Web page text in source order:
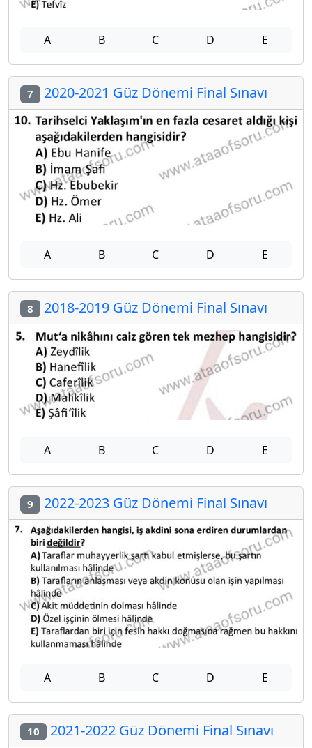
A B C D E
7 2020-2021 Güz Dönemi Final Sınavı
A B C D E
8 2018-2019 Güz Dönemi Final Sınavı
A B C D E
9 2022-2023 Güz Dönemi Final Sınavı
A B C D E
10 2021-2022 Güz Dönemi Final Sınavı